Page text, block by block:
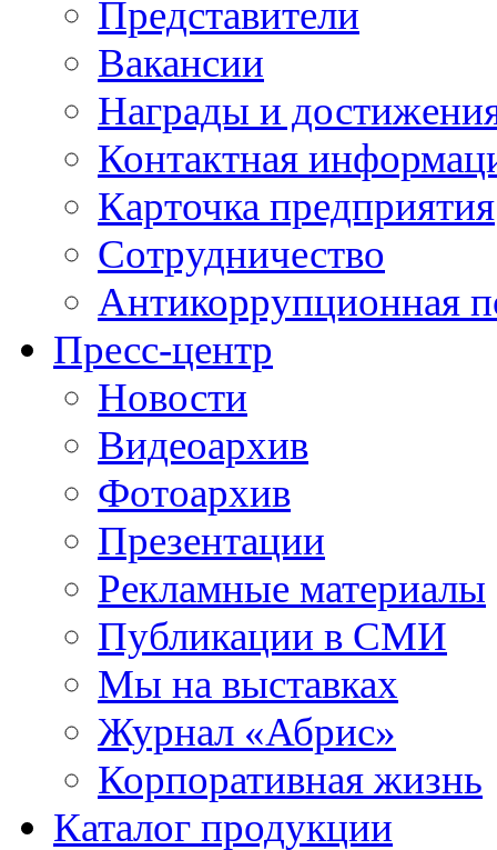
Представители
Вакансии
Награды и
Контактная
Карточка предприятия
Сотрудничество
Антикоррупционная
Пресс-центр
Новости
Видеоархив
Фотоархив
Презентации
Рекламные материалы
Публикации в СМИ
Мы на выставках
Журнал «Абрис»
Корпоративная жизнь
Каталог продукции